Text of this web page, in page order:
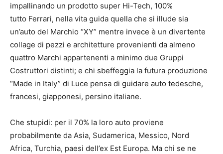
impallinando un prodotto super Hi-Tech, 100%
tutto Ferrari, nella vita guida quella che si illude sia
un’auto del Marchio “XY” mentre invece è un divertente
collage di pezzi e architetture provenienti da almeno
quattro Marchi appartenenti a minimo due Gruppi
Costruttori distinti; e chi sbeffeggia la futura produzione
“Made in Italy” di Luce pensa di guidare auto tedesche,
francesi, giapponesi, persino italiane.
Che stupidi: per il 70% la loro auto proviene
probabilmente da Asia, Sudamerica, Messico, Nord
Africa, Turchia, paesi dell’ex Est Europa. Ma chi se ne